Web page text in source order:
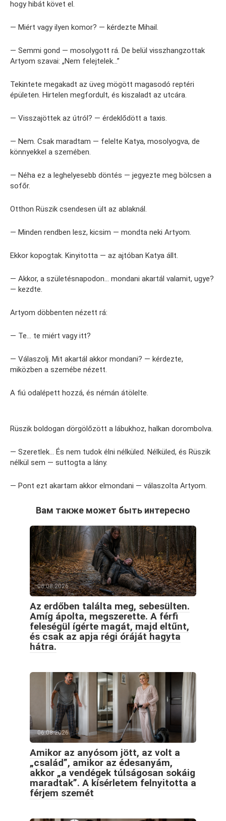
hogy hibát követ el.
— Miért vagy ilyen komor? — kérdezte Mihail.
— Semmi gond — mosolygott rá. De belül visszhangzottak
Artyom szavai: „Nem felejtelek…”
Tekintete megakadt az üveg mögött magasodó reptéri
épületen. Hirtelen megfordult, és kiszaladt az utcára.
— Visszajöttek az útról? — érdeklődött a taxis.
— Nem. Csak maradtam — felelte Katya, mosolyogva, de
könnyekkel a szemében.
— Néha ez a leghelyesebb döntés — jegyezte meg bölcsen a
sofőr.
Otthon Rüszik csendesen ült az ablaknál.
— Minden rendben lesz, kicsim — mondta neki Artyom.
Ekkor kopogtak. Kinyitotta — az ajtóban Katya állt.
— Akkor, a születésnapodon… mondani akartál valamit, ugye?
— kezdte.
Artyom döbbenten nézett rá:
— Te… te miért vagy itt?
— Válaszolj. Mit akartál akkor mondani? — kérdezte,
miközben a szemébe nézett.
A fiú odalépett hozzá, és némán átölelte.
Rüszik boldogan dörgölőzött a lábukhoz, halkan dorombolva.
— Szeretlek… És nem tudok élni nélküled. Nélküled, és Rüszik
nélkül sem — suttogta a lány.
— Pont ezt akartam akkor elmondani — válaszolta Artyom.
Вам также может быть интересно
06.08.2026
Az erdőben találta meg, sebesülten.
Amíg ápolta, megszerette. A férfi
feleségül ígérte magát, majd eltűnt,
és csak az apja régi óráját hagyta
hátra.
06.08.2026
Amikor az anyósom jött, az volt a
„család”, amikor az édesanyám,
akkor „a vendégek túlságosan sokáig
maradtak”. A kísérletem felnyitotta a
férjem szemét